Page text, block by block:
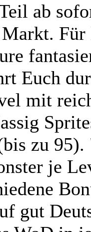
ab
Euch
mit
zu
je
gut